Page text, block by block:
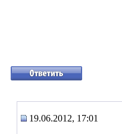
19.06.2012, 17:01